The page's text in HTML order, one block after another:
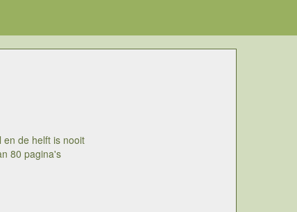
de helft is nooit
80 pagina's